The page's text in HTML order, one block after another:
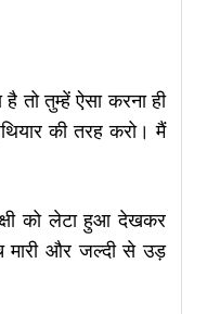
तो तुम्हें ऐसा करना ही
की तरह करो। मैं
को लेटा हुआ देखकर
मारी और जल्दी से उड़